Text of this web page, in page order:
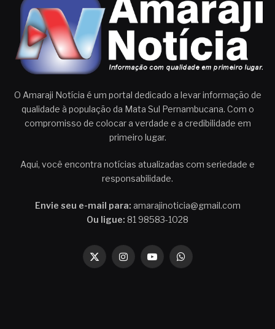
O Amaraji Notícia é um portal dedicado a levar informação de
qualidade à população da Mata Sul Pernambucana. Com o
compromisso de colocar a verdade e a credibilidade em
primeiro lugar.
Aqui, você encontra notícias atualizadas com seriedade e
responsabilidade.
Envie seu e-mail para: amarajinoticia@gmail.com
Ou ligue: 81 98583-1028
X
InstagramYouTubeWhatsApp